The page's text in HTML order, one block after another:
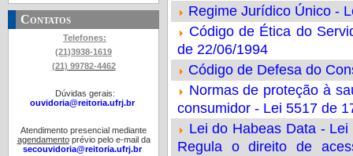
Contatos
Telefones:
(21)3938-1619
(21) 99782-4462
Dúvidas gerais:
ouvidoria@reitoria.ufrj.br
Atendimento presencial mediante
agendamentoprévio pelo e-mail da
secouvidoria@reitoria.ufrj.br
Regime Jurídico Único -
Código de Ética do
de 22/06/1994
Código de Defesa do
Normas de proteção à
consumidor - Lei 5517 de
Lei do Habeas Data -
Regula o direito de